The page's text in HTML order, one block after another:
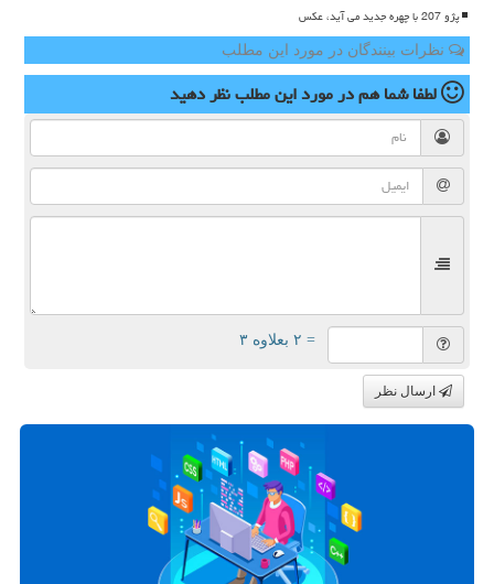
پژو 207 با چهره جدید می آید، عکس
نظرات بینندگان در مورد این مطلب
لطفا شما همدر مورد این مطلبنظر دهید
= ۲ بعلاوه ۳
ارسال نظر